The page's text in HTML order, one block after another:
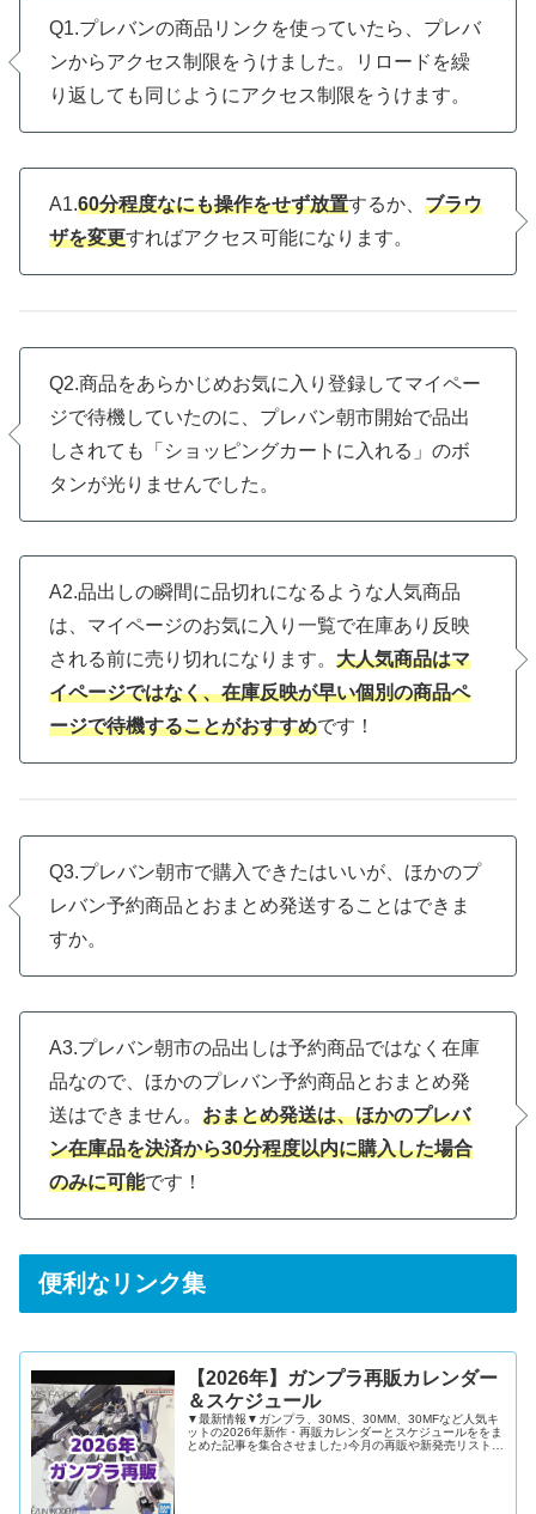
Q1.プレバンの商品リンクを使っていたら、プレバ
ンからアクセス制限をうけました。リロードを繰
り返しても同じようにアクセス制限をうけます。
A1.60分程度なにも操作をせず放置するか、 ブラウ
ザを変更すればアクセス可能になります。
Q2.商品をあらかじめお気に入り登録してマイペー
ジで待機していたのに、プレバン朝市開始で品出
しされても「ショッピングカートに入れる」のボ
タンが光りませんでした。
A2.品出しの瞬間に品切れになるような人気商品
は、マイページのお気に入り一覧で在庫あり反映
される前に売り切れになります。 大人気商品はマ
イページではなく、在庫反映が早い個別の商品ペ
ージで待機することがおすすめです！
Q3.プレバン朝市で購入できたはいいが、ほかのプ
レバン予約商品とおまとめ発送することはできま
すか。
A3.プレバン朝市の品出しは予約商品ではなく在庫
品なので、ほかのプレバン予約商品とおまとめ発
送はできません。 おまとめ発送は、ほかのプレバ
ン在庫品を決済から30分程度以内に購入した場合
のみに可能です！
便利なリンク集
【2026年】ガンプラ再販カレンダー
＆スケジュール
▼最新情報▼ガンプラ、30MS、30MM、30MFなど人気キ
ットの2026年新作・再販カレンダーとスケジュールををま
とめた記事を集合させました♪今月の再販や新発売リストを